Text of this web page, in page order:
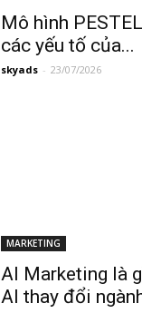
Mô hình
các yếu tố của...
skyads - 23/07/2026
MARKETING
AI Marketing là
AI thay đổi